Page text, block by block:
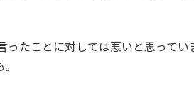
たことに対しては悪いと思ってい